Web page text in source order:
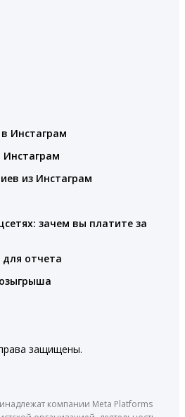
Инстаграм
Инстаграм
из Инстаграм
зачем вы платите за
отчета
защищены.
компании Meta Platforms